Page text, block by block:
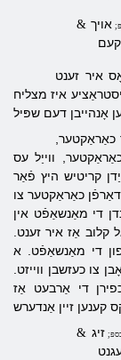
אויך
איר זענט
איז מצליח
כאַראַקטער,
ווייַל עס
קריטיש היץ פֿאַר
כאַראַקטער צו
די מאַנשאַפֿט אין
קלוב אַז איר זענט.
פון די מאַנשאַפֿט. א
צו כעזשבן ווייזט.
די אַרבעט אַז
זיג